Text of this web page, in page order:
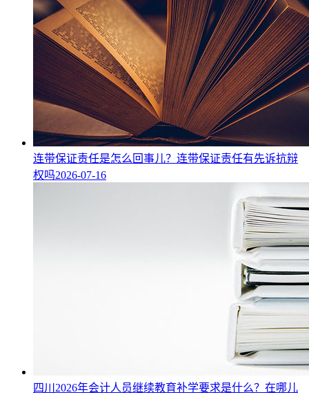
连带保证责任是怎么回事儿？连带保证责任有先诉抗辩
权吗2026-07-16
四川2026年会计人员继续教育补学要求是什么？在哪儿